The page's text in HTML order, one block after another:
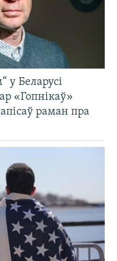
у Беларусі
«Гопнікаў»
раман пра